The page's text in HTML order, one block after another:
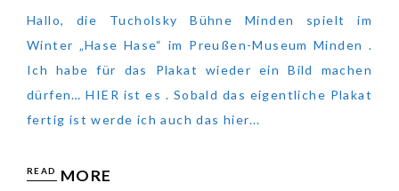
Hallo, die Tucholsky Bühne Minden spielt im
Winter „Hase Hase“ im Preußen-Museum Minden .
Ich habe für das Plakat wieder ein Bild machen
dürfen… HIER ist es . Sobald das eigentliche Plakat
fertig ist werde ich auch das hier...
READ MORE